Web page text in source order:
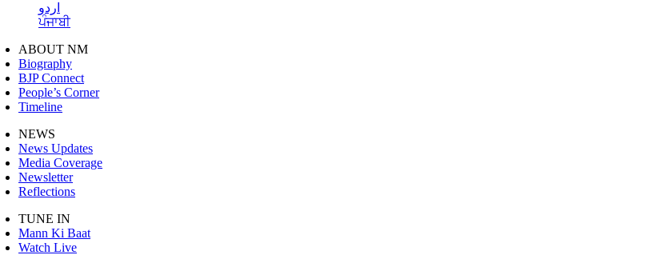
اردو
ਪੰਜਾਬੀ
ABOUT NM
Biography
BJP Connect
People’s Corner
Timeline
NEWS
News Updates
Media Coverage
Newsletter
Reflections
TUNE IN
Mann Ki Baat
Watch Live